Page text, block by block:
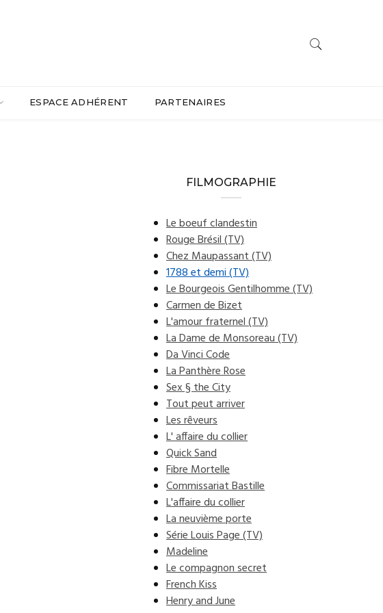
ESPACE ADHÉRENT PARTENAIRES
FILMOGRAPHIE
Le boeuf clandestin
Rouge Brésil (TV)
Chez Maupassant (TV)
1788 et demi (TV)
Le Bourgeois Gentilhomme (TV)
Carmen de Bizet
L'amour fraternel (TV)
La Dame de Monsoreau (TV)
Da Vinci Code
La Panthère Rose
Sex § the City
Tout peut arriver
Les rêveurs
L' affaire du collier
Quick Sand
Fibre Mortelle
Commissariat Bastille
L'affaire du collier
La neuvième porte
Série Louis Page (TV)
Madeline
Le compagnon secret
French Kiss
Henry and June